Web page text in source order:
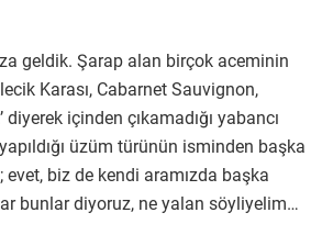
geldik. Şarap alan birçok aceminin
Karası, Cabarnet Sauvignon,
içinden çıkamadığı yabancı
üzüm türünün isminden başka
evet, biz de kendi aramızda başka
bunlar diyoruz, ne yalan söyliyelim…